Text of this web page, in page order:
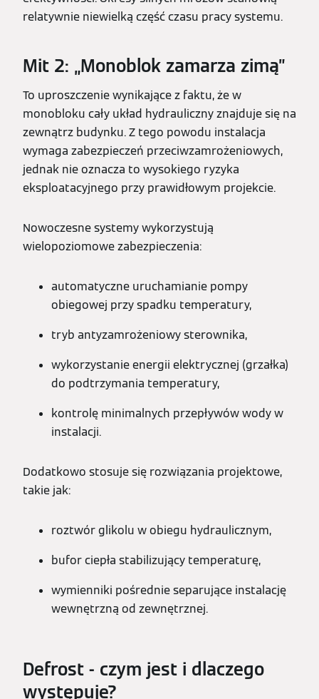
relatywnie niewielką część czasu pracy systemu.
Mit 2: „Monoblok zamarza zimą”
To uproszczenie wynikające z faktu, że w
monobloku cały układ hydrauliczny znajduje się na
zewnątrz budynku. Z tego powodu instalacja
wymaga zabezpieczeń przeciwzamrożeniowych,
jednak nie oznacza to wysokiego ryzyka
eksploatacyjnego przy prawidłowym projekcie.
Nowoczesne systemy wykorzystują
wielopoziomowe zabezpieczenia:
automatyczne uruchamianie pompy
obiegowej przy spadku temperatury,
tryb antyzamrożeniowy sterownika,
wykorzystanie energii elektrycznej (grzałka)
do podtrzymania temperatury,
kontrolę minimalnych przepływów wody w
instalacji.
Dodatkowo stosuje się rozwiązania projektowe,
takie jak:
roztwór glikolu w obiegu hydraulicznym,
bufor ciepła stabilizujący temperaturę,
wymienniki pośrednie separujące instalację
wewnętrzną od zewnętrznej.
Defrost - czym jest i dlaczego
występuje?